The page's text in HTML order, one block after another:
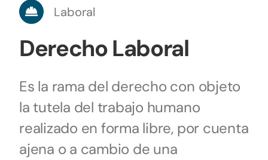
Laboral
Derecho Laboral
Es la rama del derecho con objeto
la tutela del trabajo humano
realizado en forma libre, por cuenta
ajena o a cambio de una